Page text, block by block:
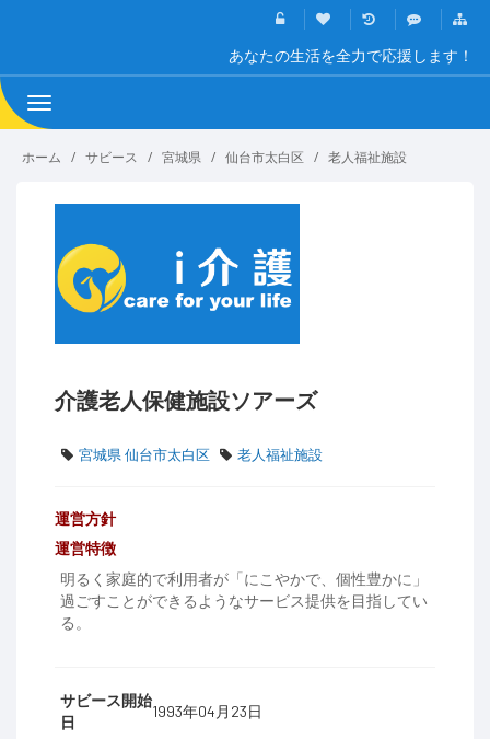
あなたの生活を全力で応援します！
Toggle
navigation
ホーム サビース 宮城県 仙台市太白区 老人福祉施設
介護老人保健施設ソアーズ
宮城県 仙台市太白区 老人福祉施設
運営方針
運営特徴
明るく家庭的で利用者が「にこやかで、個性豊かに」
過ごすことができるようなサービス提供を目指してい
る。
サビース開始
日
1993年04月23日